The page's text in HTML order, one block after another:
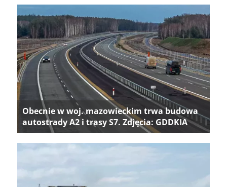
Obecnie w woj. mazowieckim trwa budowa
autostrady A2 i trasy S7. Zdjęcia: GDDKIA